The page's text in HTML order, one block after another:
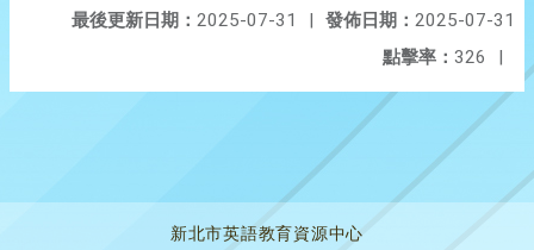
發佈日期： 2025-07-31
最後更新日期： 2025-07-31
|
點擊率： 326 |
新北市英語教育資源中心